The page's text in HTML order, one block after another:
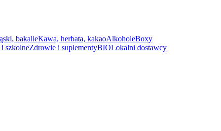
bakalieKawa, herbata, kakaoAlkoholeBoxy
szkolneZdrowie i suplementyBIOLokalni dostawcy